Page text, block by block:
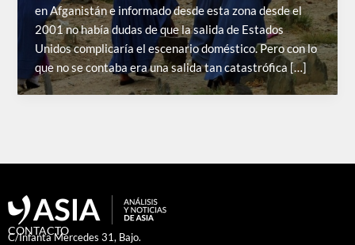
en Afganistán e informado desde esta zona desde el
2001 no había dudas de que la salida de Estados
Unidos complicaría el escenario doméstico. Pero con lo
que no se contaba era una salida tan catastrófica […]
CONTACTO
C/Infanta Mercedes 31, Bajo.